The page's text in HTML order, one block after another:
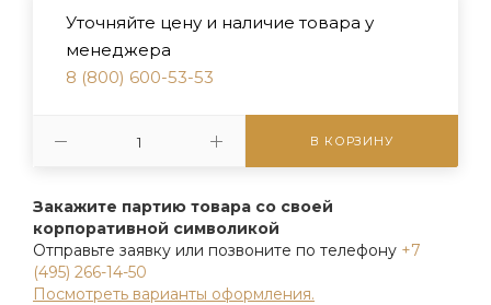
Уточняйте цену и наличие товара у
менеджера
8 (800) 600-53-53
В КОРЗИНУ
Закажите партию товара со своей
корпоративной символикой
Отправьте заявку или позвоните по телефону +7
(495) 266-14-50
Посмотреть варианты оформления.